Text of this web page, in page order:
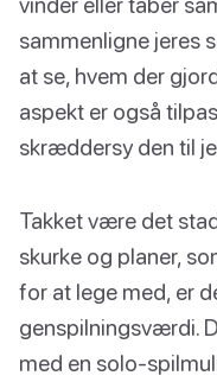
sammenligne jeres
at se, hvem der
aspekt er også
skræddersy den til
Takket være det
skurke og planer,
for at lege med, er
genspilningsværdi.
med en solo-